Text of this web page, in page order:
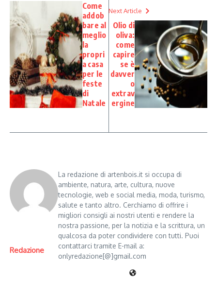
Come
addob
bare al
meglio
la
propri
a casa
per le
feste
di
Natale
Next Article
Olio di
oliva:
come
capire
se è
davver
o
extrav
ergine
Redazione
La redazione di artenbois.it si occupa di
ambiente, natura, arte, cultura, nuove
tecnologie, web e social media, moda, turismo,
salute e tanto altro. Cerchiamo di offrire i
migliori consigli ai nostri utenti e rendere la
nostra passione, per la notizia e la scrittura, un
qualcosa da poter condividere con tutti. Puoi
contattarci tramite E-mail a:
onlyredazione[@]gmail.com